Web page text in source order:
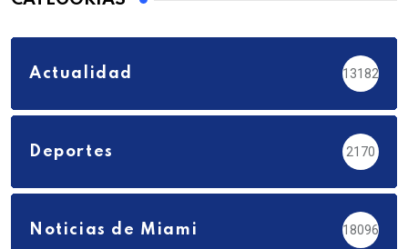
Actualidad 13182
Deportes 2170
Noticias de Miami 18096